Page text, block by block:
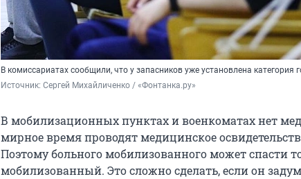
В комиссариатах сообщили, что у запасников уже установлена категория
Источник: Сергей Михайличенко / «Фонтанка.ру»
В мобилизационных пунктах и военкоматах нет
мирное время проводят медицинское
Поэтому больного мобилизованного может спасти
мобилизованный. Это сложно сделать, если он